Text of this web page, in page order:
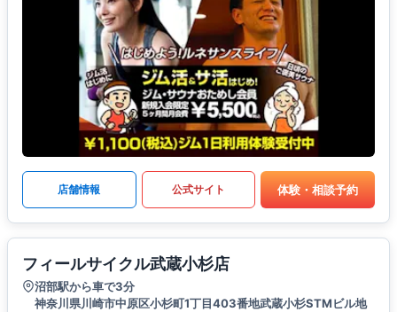
店舗情報 公式サイト 体験・相談予約
フィールサイクル武蔵小杉店
沼部駅から車で3分
神奈川県川崎市中原区小杉町1丁目403番地武蔵小杉STMビル地